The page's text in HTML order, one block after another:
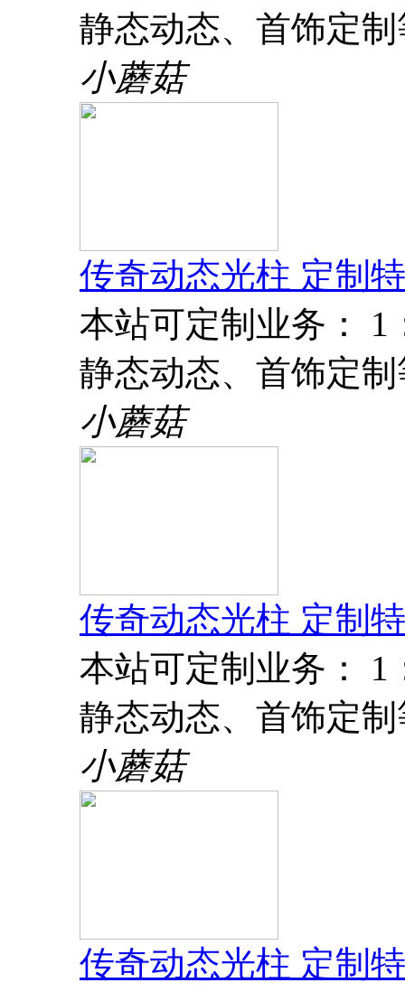
静态动态、首饰定
小蘑菇
传奇动态光柱 定制
本站可定制业务： 1
静态动态、首饰定
小蘑菇
传奇动态光柱 定制
本站可定制业务： 1
静态动态、首饰定
小蘑菇
传奇动态光柱 定制